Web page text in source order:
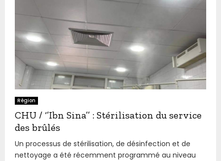
Région
CHU / ‘’Ibn Sina’’ : Stérilisation du service
des brûlés
Un processus de stérilisation, de désinfection et de
nettoyage a été récemment programmé au niveau